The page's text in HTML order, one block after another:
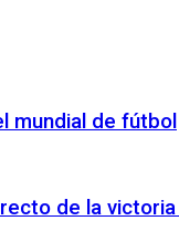
mundial de fútbol
de la